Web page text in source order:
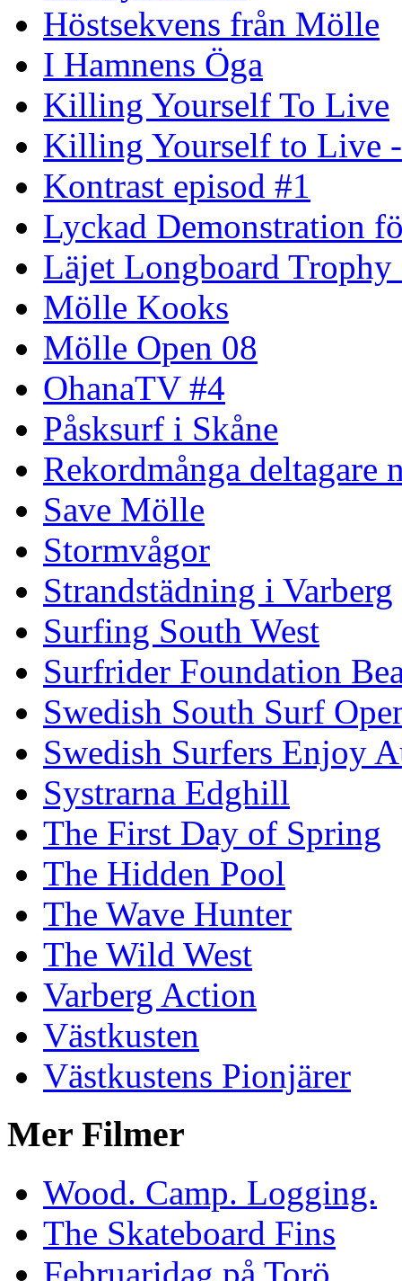
Höstsekvens från Mölle
I Hamnens Öga
Killing Yourself To Live
Killing Yourself to Live -
Kontrast episod #1
Lyckad Demonstration
Läjet Longboard
Mölle Kooks
Mölle Open 08
OhanaTV #4
Påsksurf i Skåne
Rekordmånga deltagare
Save Mölle
Stormvågor
Strandstädning i Varberg
Surfing South West
Surfrider Foundation
Swedish South Surf
Swedish Surfers Enjoy
Systrarna Edghill
The First Day of Spring
The Hidden Pool
The Wave Hunter
The Wild West
Varberg Action
Västkusten
Västkustens Pionjärer
Mer Filmer
Wood. Camp. Logging.
The Skateboard Fins
Februaridag på Torö